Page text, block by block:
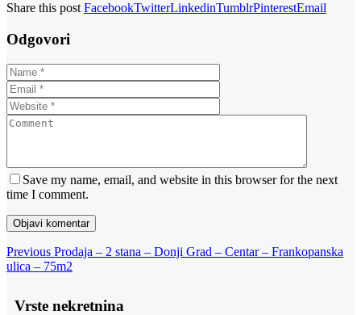
Share this post FacebookTwitterLinkedinTumblrPinterestEmail
Odgovori
Save my name, email, and website in this browser for the next
time I comment.
Navigacija
objava
Previous
Post
Previous Prodaja – 2 stana – Donji Grad – Centar – Frankopanska
ulica – 75m2
Vrste nekretnina